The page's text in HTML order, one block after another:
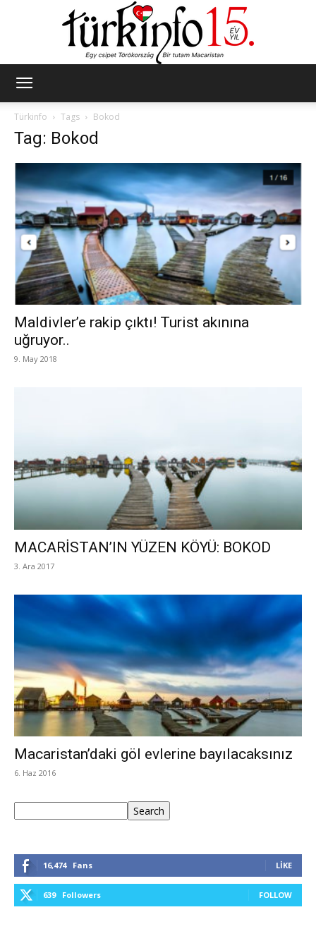
Türkinfo
Tags Bokod
Tag: Bokod
Maldivler’e rakip çıktı! Turist akınına
uğruyor..
9. May 2018
MACARİSTAN’IN YÜZEN KÖYÜ: BOKOD
3. Ara 2017
Macaristan’daki göl evlerine bayılacaksınız
6. Haz 2016
Search
16,474 Fans LIKE
639 Followers FOLLOW